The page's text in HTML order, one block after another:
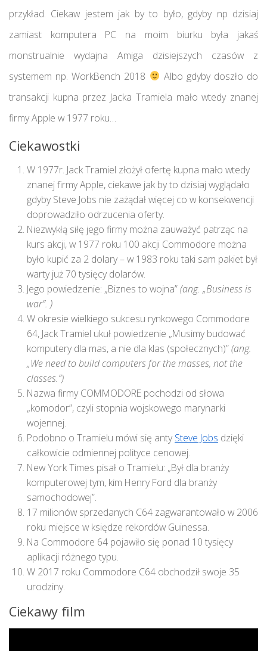
przykład. Ciekaw jestem jak by to było, gdyby np dzisiaj
zamiast komputera PC na moim biurku była jakaś
monstrualnie wydajna Amiga dzisiejszych czasów z
systemem np. WorkBench 2018
Albo gdyby doszło do
transakcji kupna przez Jacka Tramiela mało wtedy znanej
firmy Apple w 1977 roku…
Ciekawostki
W 1977r. Jack Tramiel złożył ofertę kupna mało wtedy
znanej firmy Apple, ciekawe jak by to dzisiaj wyglądało
gdyby Steve Jobs nie zażądał więcej co w konsekwencji
doprowadziło odrzucenia oferty.
Niezwykłą siłę jego firmy można zauważyć patrząc na
kurs akcji, w 1977 roku 100 akcji Commodore można
było kupić za 2 dolary – w 1983 roku taki sam pakiet był
warty już 70 tysięcy dolarów.
Jego powiedzenie: „Biznes to wojna”(ang. „Business is
war”. )
W okresie wielkiego sukcesu rynkowego Commodore
64, Jack Tramiel ukuł powiedzenie „Musimy budować
komputery dla mas, a nie dla klas (społecznych)”(ang.
„We need to build computers for the masses, not the
classes.”)
Nazwa firmy COMMODORE pochodzi od słowa
„komodor”, czyli stopnia wojskowego marynarki
wojennej.
Podobno o Tramielu mówi się anty Steve Jobs dzięki
całkowicie odmiennej polityce cenowej.
New York Times pisał o Tramielu: „Był dla branży
komputerowej tym, kim Henry Ford dla branży
samochodowej”.
17 milionów sprzedanych C64 zagwarantowało w 2006
roku miejsce w księdze rekordów Guinessa.
Na Commodore 64 pojawiło się ponad 10 tysięcy
aplikacji różnego typu.
W 2017 roku Commodore C64 obchodził swoje 35
urodziny.
Ciekawy film